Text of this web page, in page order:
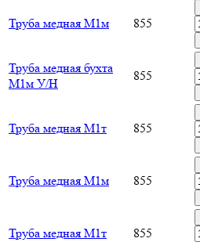
Труба медная М1м 855
Труба медная бухта
М1м У/Н
855
Труба медная М1т 855
Труба медная М1м 855
Труба медная М1т 855